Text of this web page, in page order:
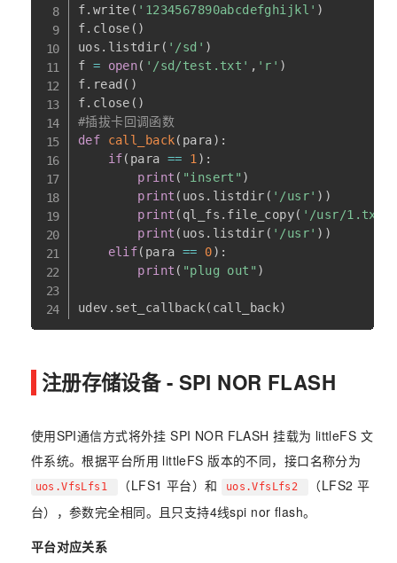
f. write ( '1234567890abcdefghijkl' )
f. close ( )
uos . listdir ( '/sd' )
f = open( '/sd/test.txt' , 'r' )
f. read ( )
f. close ( )
#插拔卡回调函数
def
call_back( para) :
if( para == 1 ) :
print ( "insert" )
print ( uos . listdir ( '/usr' ) )
print ( ql_fs . file_copy( '/usr/1.txt'
print ( uos . listdir ( '/usr' ) )
elif( para == 0) :
print ( "plug out" )
udev . set_callback( call_back)
注册存储设备 - SPI NOR FLASH
使用SPI通信方式将外挂 SPI NOR FLASH 挂载为 littleFS 文
件系统。根据平台所用 littleFS 版本的不同，接口名称分为
uos.VfsLfs1 （LFS1 平台）和 uos.VfsLfs2
（LFS2 平
台），参数完全相同。且只支持4线spi nor flash。
平台对应关系